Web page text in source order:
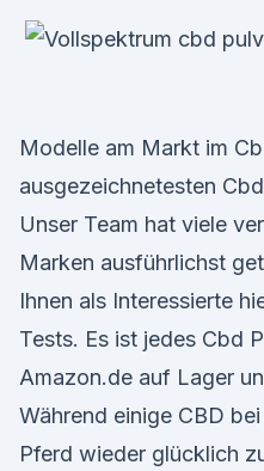
Modelle am Markt im
ausgezeichnetesten
Unser Team hat viele
Marken ausführlichst
Ihnen als Interessierte
Tests. Es ist jedes Cbd
Amazon.de auf Lager
Während einige CBD
Pferd wieder glücklich